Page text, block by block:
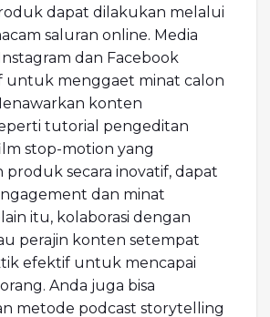
dapat dilakukan melalui
saluran online. Media
dan Facebook
untuk menggaet minat calon
konten
tutorial pengeditan
stop-motion yang
produk secara inovatif, dapat
dan minat
itu, kolaborasi dengan
perajin konten setempat
efektif untuk mencapai
Anda juga bisa
metode podcast storytelling